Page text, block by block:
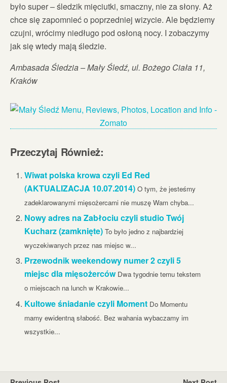
było super – śledzik mięciutki, smaczny, nie za słony. Aż
chce się zapomnieć o poprzedniej wizycie. Ale będziemy
czujni, wrócimy niedługo pod osłoną nocy. I zobaczymy
jak się wtedy mają śledzie.
Ambasada Śledzia – Mały Śledź, ul. Bożego Ciała 11,
Kraków
Przeczytaj Również:
Wiwat polska krowa czyli Ed Red
(AKTUALIZACJA 10.07.2014) O tym, że jesteśmy
zadeklarowanymi mięsożercami nie muszę Wam chyba...
Nowy adres na Zabłociu czyli studio Twój
Kucharz (zamknięte) To było jedno z najbardziej
wyczekiwanych przez nas miejsc w...
Przewodnik weekendowy numer 2 czyli 5
miejsc dla mięsożerców Dwa tygodnie temu tekstem
o miejscach na lunch w Krakowie...
Kultowe śniadanie czyli Moment Do Momentu
mamy ewidentną słabość. Bez wahania wybaczamy im
wszystkie...